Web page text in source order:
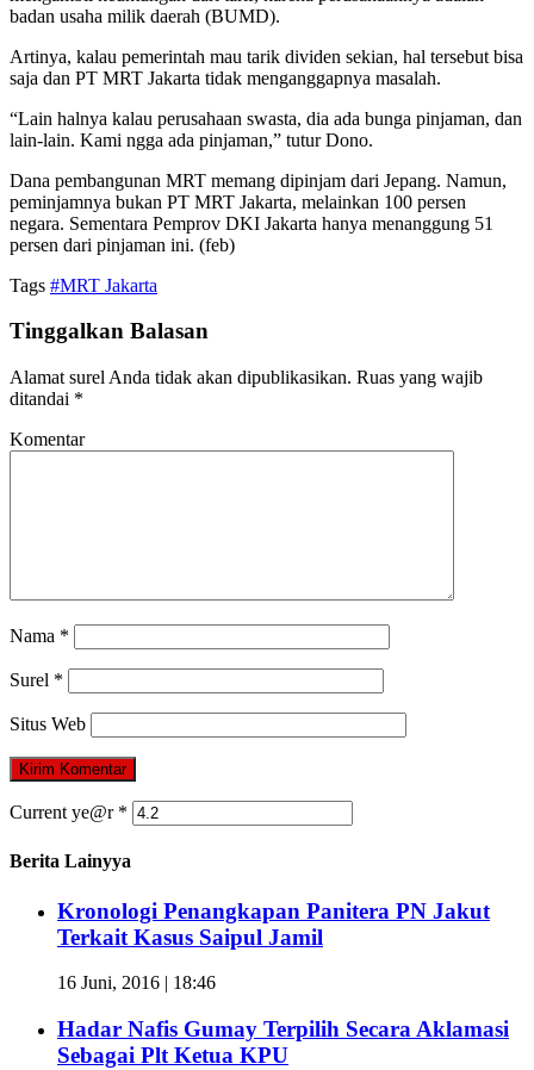
badan usaha milik daerah (BUMD).
Artinya, kalau pemerintah mau tarik dividen sekian, hal tersebut bisa
saja dan PT MRT Jakarta tidak menganggapnya masalah.
“Lain halnya kalau perusahaan swasta, dia ada bunga pinjaman, dan
lain-lain. Kami ngga ada pinjaman,” tutur Dono.
Dana pembangunan MRT memang dipinjam dari Jepang. Namun,
peminjamnya bukan PT MRT Jakarta, melainkan 100 persen
negara. Sementara Pemprov DKI Jakarta hanya menanggung 51
persen dari pinjaman ini. (feb)
Tags #MRT Jakarta
Tinggalkan Balasan
Alamat surel Anda tidak akan dipublikasikan. Ruas yang wajib
ditandai *
Komentar
Nama *
Surel *
Situs Web
Current ye@r *
Berita Lainyya
Kronologi Penangkapan Panitera PN Jakut
Terkait Kasus Saipul Jamil
16 Juni, 2016 | 18:46
Hadar Nafis Gumay Terpilih Secara Aklamasi
Sebagai Plt Ketua KPU